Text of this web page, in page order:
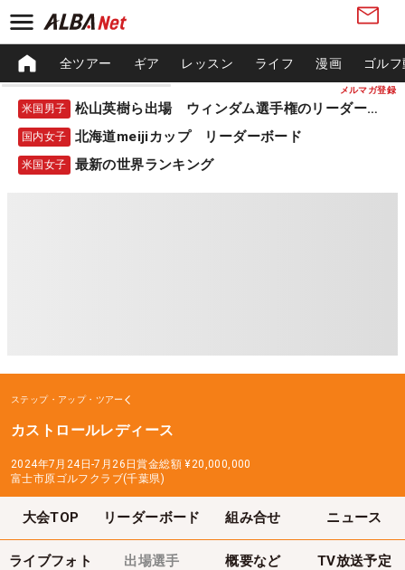
メルマガ登録
全ツアー ギア レッスン ライフ 漫画 ゴル
米国男子 松山英樹ら出場 ウィンダム選手権のリーダーボード
国内女子 北海道meijiカップ リーダーボード
米国女子 最新の世界ランキング
ステップ・アップ・ツアー
カストロールレディース
2024年7月24日-7月26日賞金総額 ¥20,000,000
富士市原ゴルフクラブ(千葉県)
大会TOP リーダーボード 組み合せ ニュース
ライブフォト 出場選手 概要など TV放送予定